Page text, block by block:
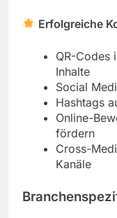
Erfolgreiche
QR-Codes
Inhalte
Social
Hashtags
Online-
fördern
Cross-
Kanäle